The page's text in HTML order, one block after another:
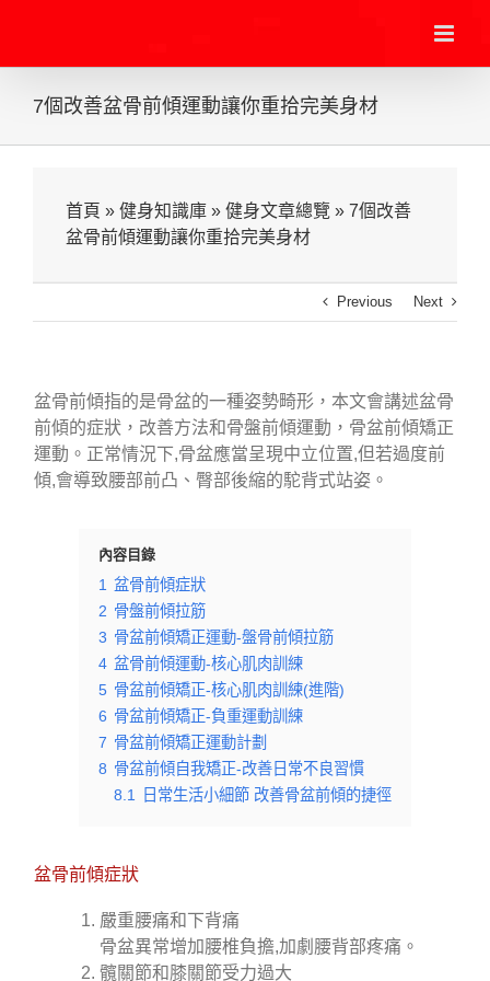
7個改善盆骨前傾運動讓你重拾完美身材
首頁 » 健身知識庫 » 健身文章總覽 » 7個改善
盆骨前傾運動讓你重拾完美身材
Previous Next
盆骨前傾指的是骨盆的一種姿勢畸形，本文會講述盆骨
前傾的症狀，改善方法和骨盤前傾運動，骨盆前傾矯正
運動。正常情況下,骨盆應當呈現中立位置,但若過度前
傾,會導致腰部前凸、臀部後縮的駝背式站姿。
內容目錄
1 盆骨前傾症狀
2 骨盤前傾拉筋
3 骨盆前傾矯正運動-盤骨前傾拉筋
4 盆骨前傾運動-核心肌肉訓練
5 骨盆前傾矯正-核心肌肉訓練(進階)
6 骨盆前傾矯正-負重運動訓練
7 骨盆前傾矯正運動計劃
8 骨盆前傾自我矯正-改善日常不良習慣
8.1
日常生活小細節 改善骨盆前傾的捷徑
盆骨前傾症狀
嚴重腰痛和下背痛
骨盆異常增加腰椎負擔,加劇腰背部疼痛。
髖關節和膝關節受力過大